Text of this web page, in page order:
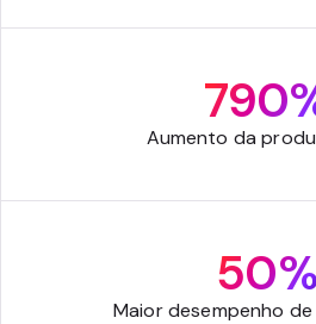
Aumento da
50%
Maior desempenho